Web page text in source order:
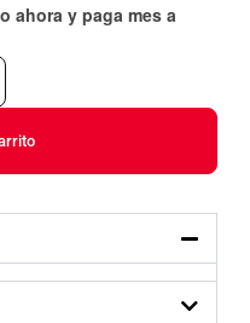
ahora y paga mes a